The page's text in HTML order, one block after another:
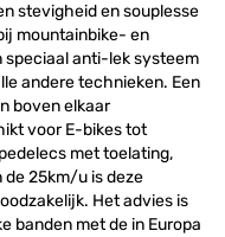
stevigheid en souplesse
mountainbike- en
speciaal anti-lek systeem
andere technieken. Een
boven elkaar
voor E-bikes tot
met toelating,
25km/u is deze
Het advies is
banden met de in Europa